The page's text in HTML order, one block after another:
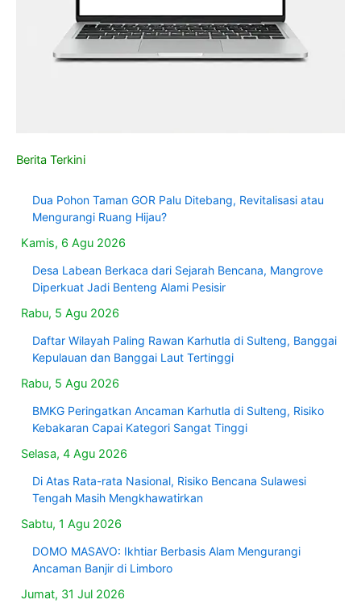
Berita Terkini
Dua Pohon Taman GOR Palu Ditebang, Revitalisasi atau
Mengurangi Ruang Hijau?
Kamis, 6 Agu 2026
Desa Labean Berkaca dari Sejarah Bencana, Mangrove
Diperkuat Jadi Benteng Alami Pesisir
Rabu, 5 Agu 2026
Daftar Wilayah Paling Rawan Karhutla di Sulteng, Banggai
Kepulauan dan Banggai Laut Tertinggi
Rabu, 5 Agu 2026
BMKG Peringatkan Ancaman Karhutla di Sulteng, Risiko
Kebakaran Capai Kategori Sangat Tinggi
Selasa, 4 Agu 2026
Di Atas Rata-rata Nasional, Risiko Bencana Sulawesi
Tengah Masih Mengkhawatirkan
Sabtu, 1 Agu 2026
DOMO MASAVO: Ikhtiar Berbasis Alam Mengurangi
Ancaman Banjir di Limboro
Jumat, 31 Jul 2026